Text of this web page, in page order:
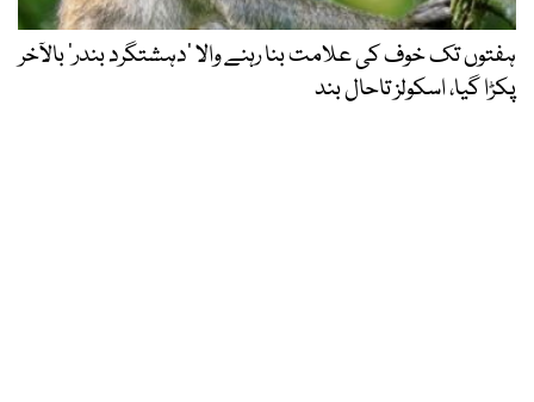
ہفتوں تک خوف کی علامت بنا رہنے والا ‘دہشتگرد بندر’ بالآخر
پکڑا گیا، اسکولز تاحال بند